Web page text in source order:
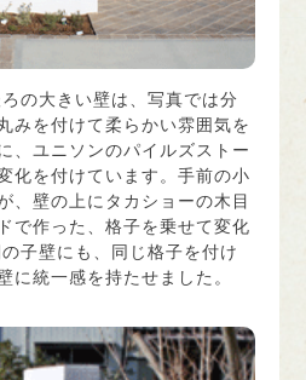
の大きい壁は、写真では分
みを付けて柔らかい雰囲気を
、ユニソンのパイルズストー
化を付けています。手前の小
、壁の上にタカショーの木目
で作った、格子を乗せて変化
子壁にも、同じ格子を付け
に統一感を持たせました。